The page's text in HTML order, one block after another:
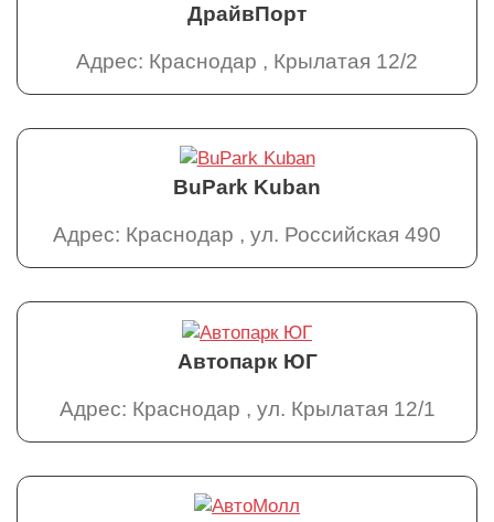
ДрайвПорт
Адрес: Краснодар , Крылатая 12/2
BuPark Kuban
Адрес: Краснодар , ул. Российская 490
Автопарк ЮГ
Адрес: Краснодар , ул. Крылатая 12/1